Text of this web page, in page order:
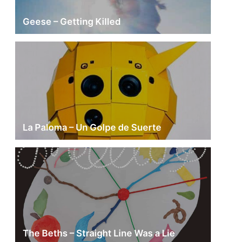
Geese – Getting Killed
La Paloma – Un Golpe de Suerte
The Beths – Straight Line Was a Lie